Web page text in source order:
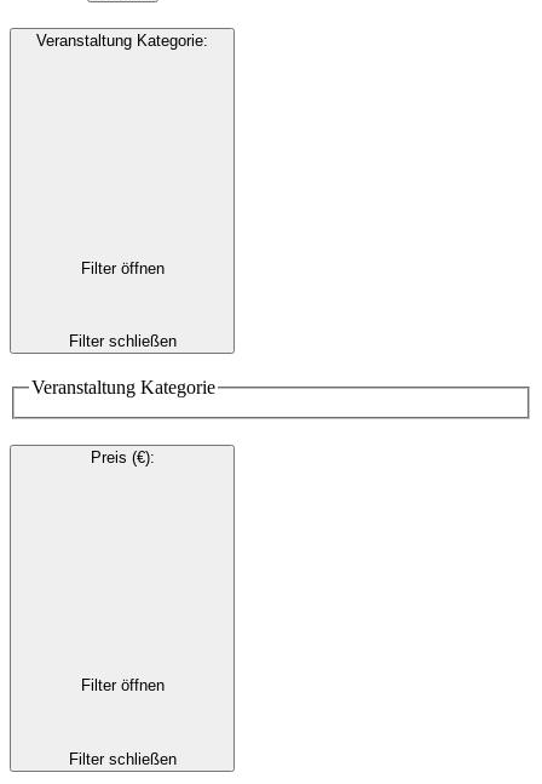
Veranstaltung Kategorie:
Filter öffnen
Filter schließen
Veranstaltung Kategorie
Preis (€):
Filter öffnen
Filter schließen